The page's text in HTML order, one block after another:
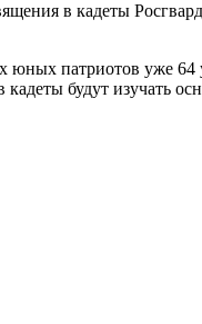
в кадеты
патриотов уже
будут изучать